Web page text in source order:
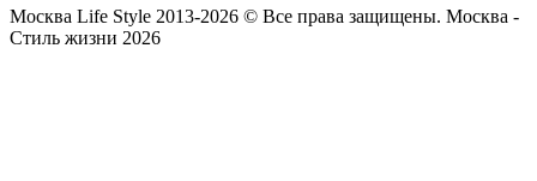
Москва Life Style 2013-2026 © Все права защищены. Москва -
Стиль жизни 2026